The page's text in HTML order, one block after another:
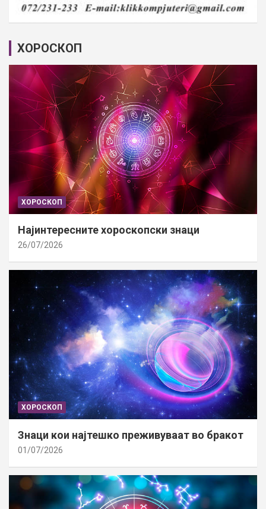
ХОРОСКОП
ХОРОСКОП
Најинтересните хороскопски знаци
26/07/2026
ХОРОСКОП
Знаци кои најтешко преживуваат во бракот
01/07/2026